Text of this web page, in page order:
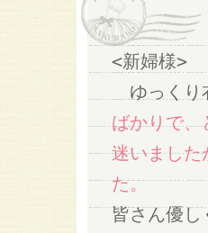
<新婦様>
ゆっくり
ばかりで、
迷いました
た。
皆さん優